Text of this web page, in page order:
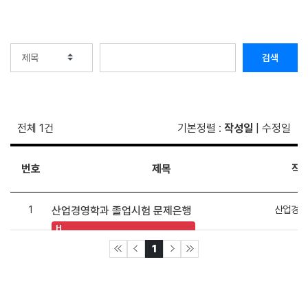
검색
전체 1건 기본정렬 : 작성일 수정일
번호 제목 작
1 산업경영학과 졸업시험 문제은행
H
산업경
1